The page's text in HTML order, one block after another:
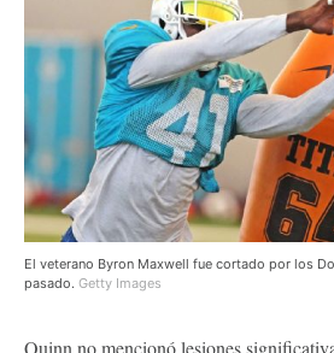
El veterano Byron Maxwell fue cortado por los
pasado. Getty Images
Quinn no mencionó lesiones